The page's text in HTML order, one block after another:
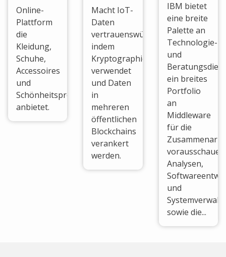
Online-
Plattform
die
Kleidung,
Schuhe,
Accessoires
und
Schönheitsprodukte
anbietet.
Macht IoT-
Daten
vertrauenswürdig,
indem
Kryptographie
verwendet
und Daten
in
mehreren
öffentlichen
Blockchains
verankert
werden.
IBM bietet
eine breite
Palette an
Technologie-
und
ein breites
Portfolio
an
Middleware
für die
Analysen,
und
sowie die...